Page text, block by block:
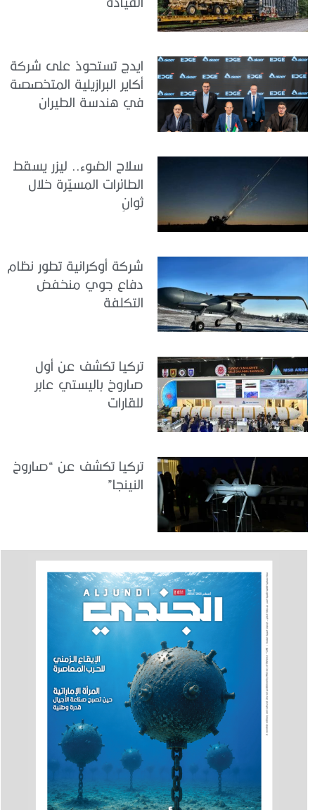
ايدج تستحوذ على شركة
أكاير البرازيلية المتخصصة
في هندسة الطيران
سلاح الضوء.. ليزر يسقط
الطائرات المسيّرة خلال
ثوانٍ
شركة أوكرانية تطور نظام
دفاع جوي منخفض
التكلفة
تركيا تكشف عن أول
صاروخ باليستي عابر
للقارات
تركيا تكشف عن “صاروخ
النينجا”